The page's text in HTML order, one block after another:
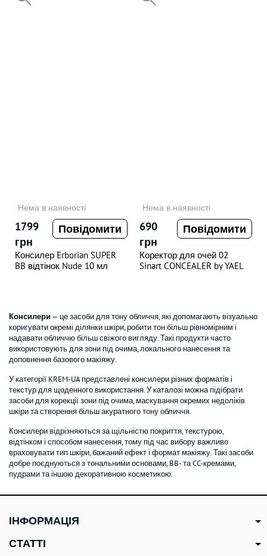
Нема в наявності
1799
грн
Повідомити
Консилер Erborian SUPER
BB відтінок Nude 10 мл
Нема в наявності
690
грн
Повідомити
Коректор для очей 02
Sinart CONCEALER by YAEL
Консилери— це засоби для тону обличчя, які допомагають візуально
коригувати окремі ділянки шкіри, робити тон більш рівномірним і
надавати обличчю більш свіжого вигляду. Такі продукти часто
використовують для зони під очима, локального нанесення та
доповнення базового макіяжу.
У категорії KREM-UA представлені консилери різних форматів і
текстур для щоденного використання. У каталозі можна підібрати
засоби для корекції зони під очима, маскування окремих недоліків
шкіри та створення більш акуратного тону обличчя.
Консилери відрізняються за щільністю покриття, текстурою,
відтінком і способом нанесення, тому під час вибору важливо
враховувати тип шкіри, бажаний ефект і формат макіяжу. Такі засоби
добре поєднуються з тональними основами, BB- та CC-кремами,
пудрами та іншою декоративною косметикою.
ІНФОРМАЦІЯ
СТАТТІ